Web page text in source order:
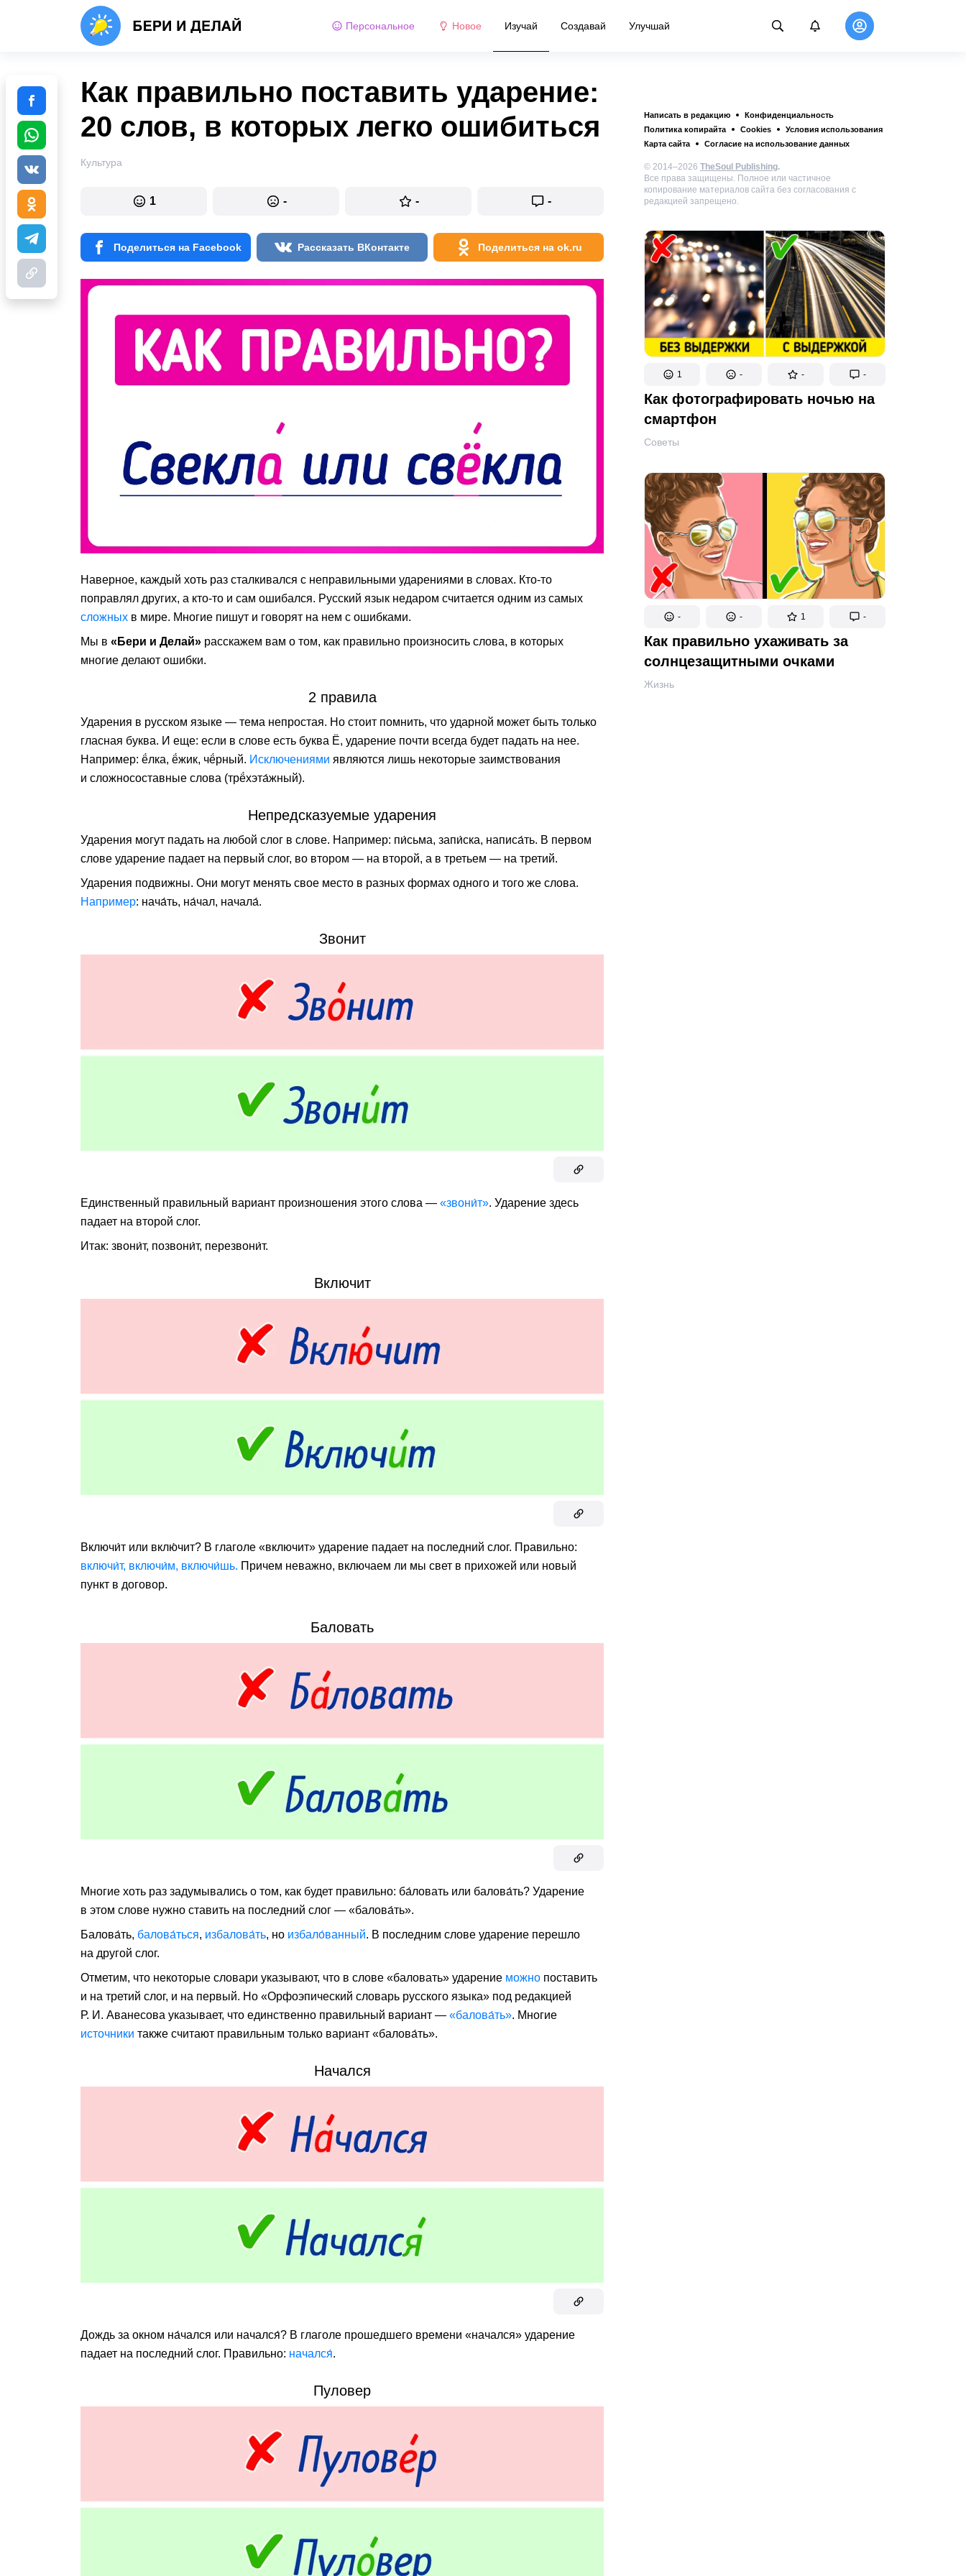
Персональное Новое Изучай Создавай Улучшай
Написать в редакцию
Конфиденциальность
Политика копирайта
Cookies
Условия использования
Карта сайта
Согласие на использование данных
© 2014–2026 TheSoul Publishing.
Все права защищены. Полное или частичное
копирование материалов сайта без согласования с
редакцией запрещено.
1 - - -
Как фотографировать ночью на
смартфон
Советы
- - 1 -
Как правильно ухаживать за
солнцезащитными очками
Жизнь
Как правильно поставить ударение:
20 слов, в которых легко ошибиться
Культура
1 - - -
Поделиться на Facebook Рассказать ВКонтакте Поделиться на ok.ru
Наверное, каждый хоть раз сталкивался с неправильными ударениями в словах. Кто-то
поправлял других, а кто-то и сам ошибался. Русский язык недаром считается одним из самых
сложных в мире. Многие пишут и говорят на нем с ошибками.
Мы в «Бери и Делай» расскажем вам о том, как правильно произносить слова, в которых
многие делают ошибки.
2 правила
Ударения в русском языке — тема непростая. Но стоит помнить, что ударной может быть только
гласная буква. И еще: если в слове есть буква Ё, ударение почти всегда будет падать на нее.
Например: ë́лка, ë́жик, чë́рный. Исключениями являются лишь некоторые заимствования
и сложносоставные слова (трë́хэта́жный).
Непредсказуемые ударения
Ударения могут падать на любой слог в слове. Например: пи́сьма, запи́ска, написа́ть. В первом
слове ударение падает на первый слог, во втором — на второй, а в третьем — на третий.
Ударения подвижны. Они могут менять свое место в разных формах одного и того же слова.
Например: нача́ть, на́чал, начала́.
Звонит
Единственный правильный вариант произношения этого слова — «звони́т». Ударение здесь
падает на второй слог.
Итак: звони́т, позвони́т, перезвони́т.
Включит
Включи́т или вклю́чит? В глаголе «включит» ударение падает на последний слог. Правильно:
включи́т, включи́м, включи́шь. Причем неважно, включаем ли мы свет в прихожей или новый
пункт в договор.
Баловать
Многие хоть раз задумывались о том, как будет правильно: ба́ловать или балова́ть? Ударение
в этом слове нужно ставить на последний слог — «балова́ть».
Балова́ть, балова́ться, избалова́ть, но избало́ванный. В последним слове ударение перешло
на другой слог.
Отметим, что некоторые словари указывают, что в слове «баловать» ударение можно поставить
и на третий слог, и на первый. Но «Орфоэпический словарь русского языка» под редакцией
Р. И. Аванесова указывает, что единственно правильный вариант — «балова́ть». Многие
источники также считают правильным только вариант «балова́ть».
Начался
Дождь за окном на́чался или начался́? В глаголе прошедшего времени «начался» ударение
падает на последний слог. Правильно: начался́.
Пуловер